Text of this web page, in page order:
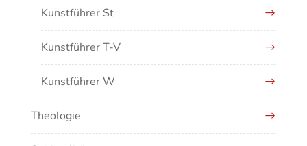
Kunstführer St
Kunstführer T-V
Kunstführer W
Kunstführer XYZ
Theologie